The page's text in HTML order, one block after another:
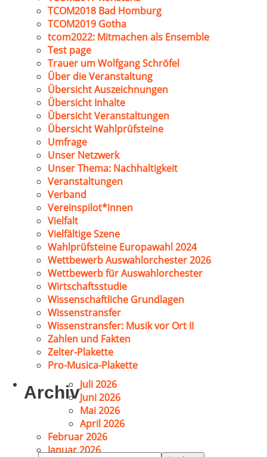
TCOM2018 Bad Homburg
TCOM2019 Gotha
tcom2022: Mitmachen als Ensemble
Test page
Trauer um Wolfgang Schröfel
Über die Veranstaltung
Übersicht Auszeichnungen
Übersicht Inhalte
Übersicht Veranstaltungen
Übersicht Wahlprüfsteine
Umfrage
Unser Netzwerk
Unser Thema: Nachhaltigkeit
Veranstaltungen
Verband
Vereinspilot*innen
Vielfalt
Vielfältige Szene
Wahlprüfsteine Europawahl 2024
Wettbewerb Auswahlorchester 2026
Wettbewerb für Auswahlorchester
Wirtschaftsstudie
Wissenschaftliche Grundlagen
Wissenstransfer
Wissenstransfer: Musik vor Ort II
Zahlen und Fakten
Zelter-Plakette
Pro-Musica-Plakette
ArchivJuli 2026
Juni 2026
Mai 2026
April 2026
Februar 2026
Januar 2026